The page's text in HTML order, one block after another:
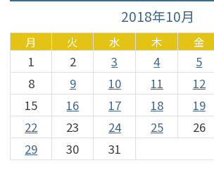
2018年10月
月 火 水 木 金
1 2 3 4 5
8
9 10 11 12
15
16 17 18 19
22
23 24 25 26
29
30 31